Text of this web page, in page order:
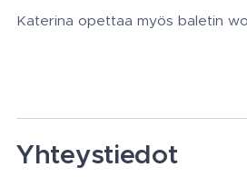
Katerina opettaa myös baletin
Yhteystiedot